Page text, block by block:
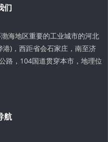
们
海地区重要的工业城市的河北
)，西距省会石家庄，南至济
路，104国道贯穿本市，地理位
航